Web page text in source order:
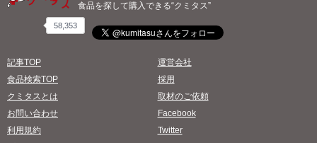
食品を探して購入できる“クミタス”
58,353
記事TOP
食品検索TOP
クミタスとは
お問い合わせ
利用規約
運営会社
採用
取材のご依頼
Facebook
Twitter